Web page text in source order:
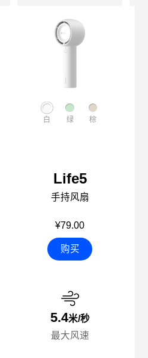
白 绿 棕
Life5
手持风扇
¥79.00
购买
5.4米/秒
最大风速